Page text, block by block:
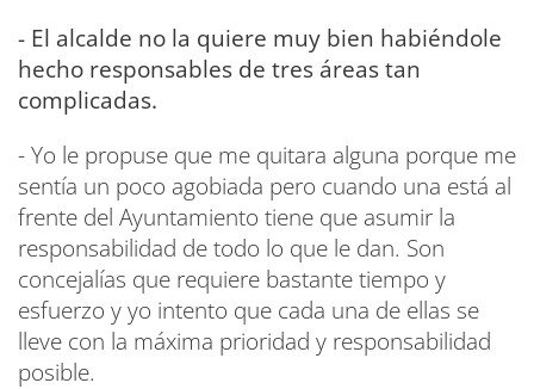
- El alcalde no la quiere muy bien habiéndole
hecho responsables de tres áreas tan
complicadas.
- Yo le propuse que me quitara alguna porque me
sentía un poco agobiada pero cuando una está al
frente del Ayuntamiento tiene que asumir la
responsabilidad de todo lo que le dan. Son
concejalías que requiere bastante tiempo y
esfuerzo y yo intento que cada una de ellas se
lleve con la máxima prioridad y responsabilidad
posible.